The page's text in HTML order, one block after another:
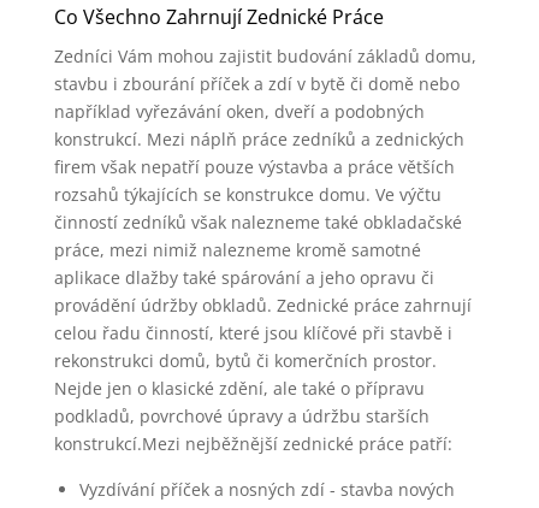
Co Všechno Zahrnují Zednické Práce
Zedníci Vám mohou zajistit budování základů domu,
stavbu i zbourání příček a zdí v bytě či domě nebo
například vyřezávání oken, dveří a podobných
konstrukcí. Mezi náplň práce zedníků a zednických
firem však nepatří pouze výstavba a práce větších
rozsahů týkajících se konstrukce domu. Ve výčtu
činností zedníků však nalezneme také obkladačské
práce, mezi nimiž nalezneme kromě samotné
aplikace dlažby také spárování a jeho opravu či
provádění údržby obkladů. Zednické práce zahrnují
celou řadu činností, které jsou klíčové při stavbě i
rekonstrukci domů, bytů či komerčních prostor.
Nejde jen o klasické zdění, ale také o přípravu
podkladů, povrchové úpravy a údržbu starších
konstrukcí.Mezi nejběžnější zednické práce patří:
Vyzdívání příček a nosných zdí - stavba nových